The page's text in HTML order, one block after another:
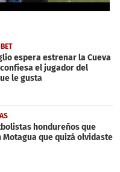
espera estrenar la Cueva
el jugador del
le gusta
hondureños que
Motagua que quizá olvidaste